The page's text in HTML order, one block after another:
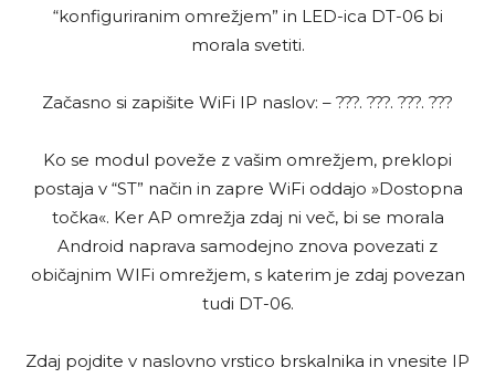
“konfiguriranim omrežjem” in LED-ica DT-06 bi
morala svetiti.
Začasno si zapišite WiFi IP naslov: – ???. ???. ???. ???
Ko se modul poveže z vašim omrežjem, preklopi
postaja v “ST” način in zapre WiFi oddajo »Dostopna
točka«. Ker AP omrežja zdaj ni več, bi se morala
Android naprava samodejno znova povezati z
običajnim WIFi omrežjem, s katerim je zdaj povezan
tudi DT-06.
Zdaj pojdite v naslovno vrstico brskalnika in vnesite IP